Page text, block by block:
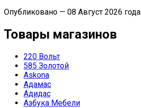
Опубликовано — 08 Август 2026 года
Товары магазинов
220 Вольт
585 Золотой
Askona
Адамас
Адидас
Азбука Мебели